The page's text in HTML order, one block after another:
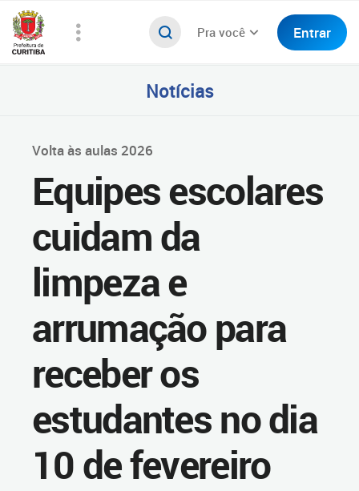
Pra você Entrar
Notícias
Volta às aulas 2026
Equipes escolares
cuidam da
limpeza e
arrumação para
receber os
estudantes no dia
10 de fevereiro